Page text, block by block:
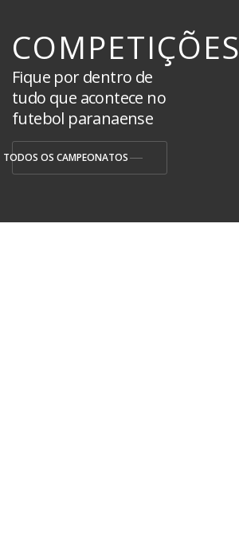
COMPETIÇÕES
Fique por dentro de
tudo que acontece no
futebol paranaense
TODOS OS CAMPEONATOS